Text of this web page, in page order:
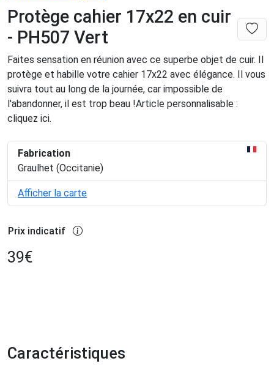
Protège cahier 17x22 en cuir
- PH507 Vert
Faites sensation en réunion avec ce superbe objet de cuir. Il
protège et habille votre cahier 17x22 avec élégance. Il vous
suivra tout au long de la journée, car impossible de
l'abandonner, il est trop beau !Article personnalisable :
cliquez ici.
Fabrication
Graulhet (Occitanie)
Afficher la carte
Prix indicatif
39€
Caractéristiques